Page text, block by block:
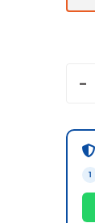
1